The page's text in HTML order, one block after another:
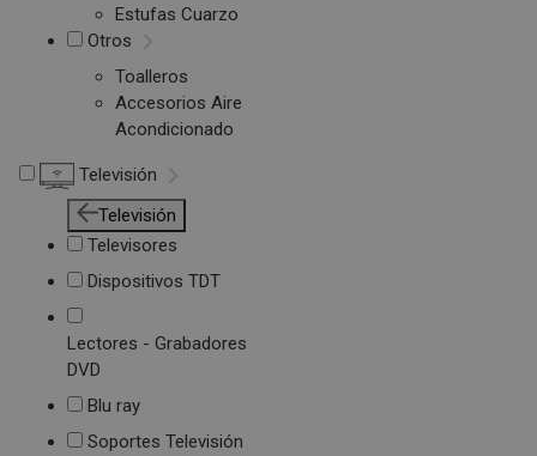
Estufas Cuarzo
Otros
Toalleros
Accesorios Aire
Acondicionado
Televisión
Televisión
Televisores
Dispositivos TDT
Lectores - Grabadores
DVD
Blu ray
Soportes Televisión